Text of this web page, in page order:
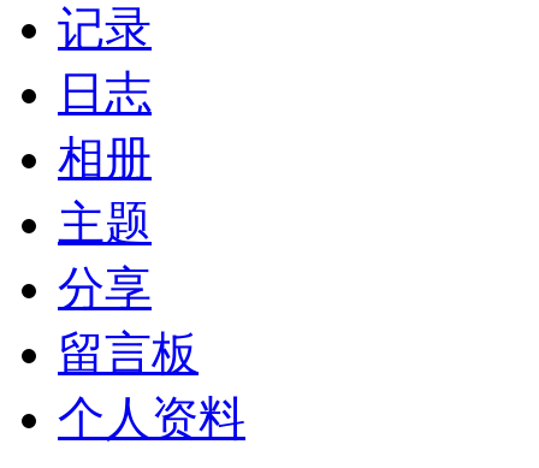
记录
日志
相册
主题
分享
留言板
个人资料